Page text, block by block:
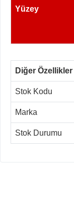
Yüzey
Diğer Özellikler
Stok Kodu
Marka
Stok Durumu